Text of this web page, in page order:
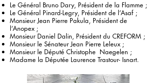
Le Général Bruno Dary, Président de la Flamme ;
Le Général Pinard-Legry, Président de l’Asaf ;
Monsieur Jean Pierre Pakula, Président de
l’Anopex ;
Monsieur Daniel Dalin, Président du CREFORM ;
Monsieur le Sénateur Jean Pierre Leleux ;
Monsieur le Député Christophe Naegelen ;
Madame la Députée Laurence Trastour- Isnart.